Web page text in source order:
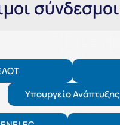
σύνδεσμοι
Υπουργείο Ανάπτυξης